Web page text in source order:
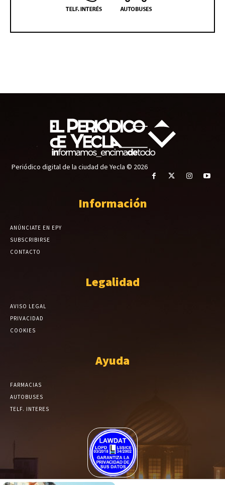
Periódico digital de la ciudad de Yecla © 2026
Información
ANÚNCIATE EN EPY
SUBSCRIBIRSE
CONTACTO
Legalidad
AVISO LEGAL
PRIVACIDAD
COOKIES
Ayuda
FARMACIAS
AUTOBUSES
TELF. INTERES